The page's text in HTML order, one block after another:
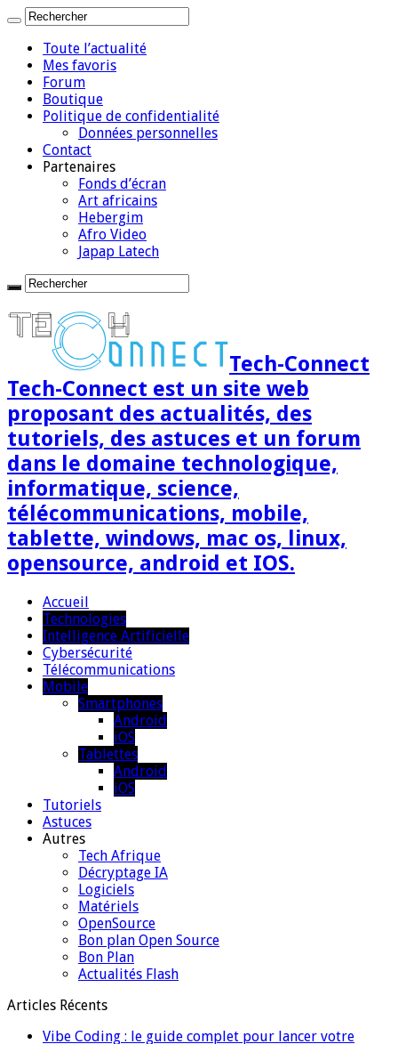
Toute l’actualité
Mes favoris
Forum
Boutique
Politique de confidentialité
Données personnelles
Contact
Partenaires
Fonds d’écran
Art africains
Hebergim
Afro Video
Japap Latech
Tech-Connect
Tech-Connect est un site web
proposant des actualités, des
tutoriels, des astuces et un forum
dans le domaine technologique,
informatique, science,
télécommunications, mobile,
tablette, windows, mac os, linux,
opensource, android et IOS.
Accueil
Technologies
Intelligence Artificielle
Cybersécurité
Télécommunications
Mobile
Smartphones
Android
iOS
Tablettes
Android
iOS
Tutoriels
Astuces
Autres
Tech Afrique
Décryptage IA
Logiciels
Matériels
OpenSource
Bon plan Open Source
Bon Plan
Actualités Flash
Articles Récents
Vibe Coding : le guide complet pour lancer votre